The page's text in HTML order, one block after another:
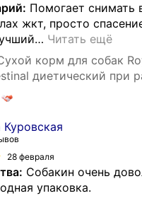
Помогает снимать
жкт, просто
… Читать ещё
корм для собак
диетический при
15 кг
Куровская
28 февраля
Собакин очень
упаковка.